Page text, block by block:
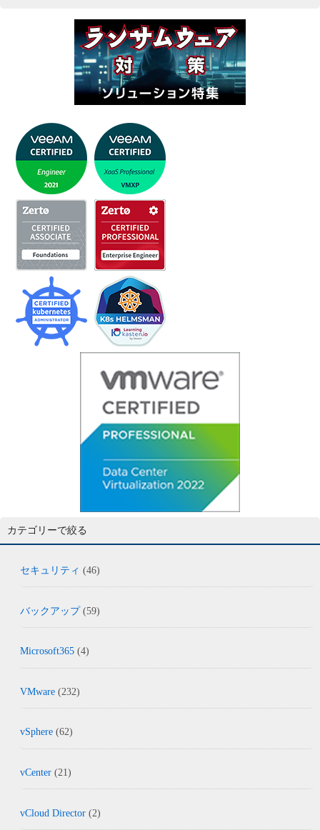
カテゴリーで絞る
セキュリティ (46)
バックアップ(59)
Microsoft365 (4)
VMware (232)
vSphere (62)
vCenter (21)
vCloud Director (2)